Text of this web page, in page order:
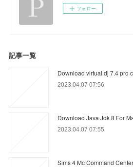
フォロー
記事一覧
Download virtual dj 7.4 pro
2023.04.07 07:56
Download Java Jdk 8 For
2023.04.07 07:55
Sims 4 Mc Command